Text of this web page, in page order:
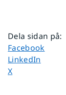
Dela sidan på:
Dela sidan på
Facebook
Dela sidan på
LinkedIn
Dela sidan på
X